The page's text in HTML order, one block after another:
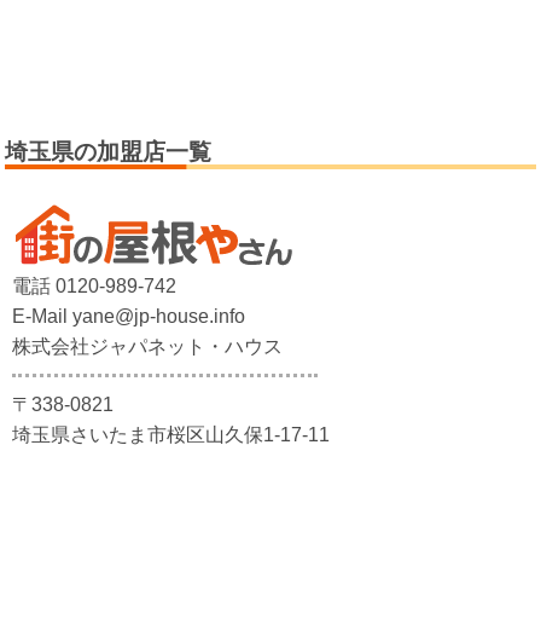
埼玉県の加盟店一覧
電話 0120-989-742
E-Mail yane@jp-house.info
株式会社ジャパネット・ハウス
〒338-0821
埼玉県さいたま市桜区山久保1-17-11